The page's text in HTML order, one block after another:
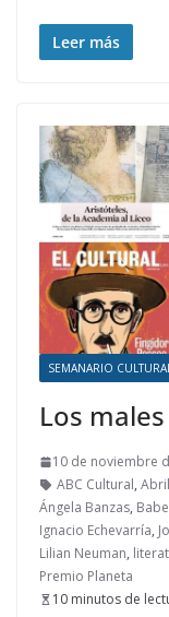
Leer más
SEMANARIO
Los
10 de noviembre
ABC Cultural, Abril
Ángela Banzas,
Ignacio Echevarría,
Lilian Neuman,
Premio Planeta
10 minutos de